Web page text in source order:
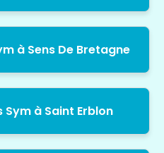
à Sens De Bretagne
à Saint Erblon